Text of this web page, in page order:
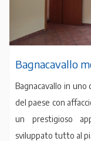
Bagnacavallo
Bagnacavallo in
del paese con
un prestigioso
sviluppato tutto al